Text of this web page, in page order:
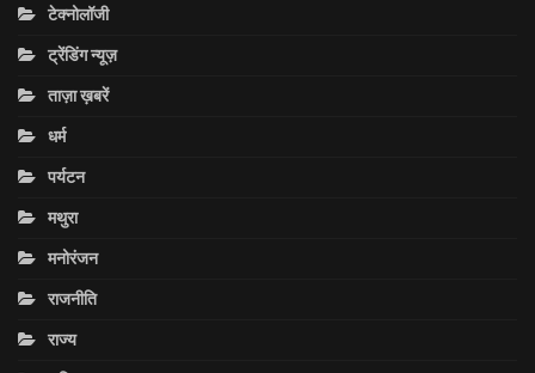
टेक्नोलॉजी
ट्रेंडिंग न्यूज़
ताज़ा ख़बरें
धर्म
पर्यटन
मथुरा
मनोरंजन
राजनीति
राज्य